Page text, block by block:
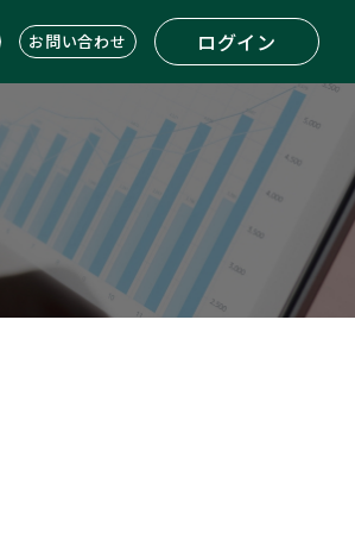
お問い合わせ ログイン